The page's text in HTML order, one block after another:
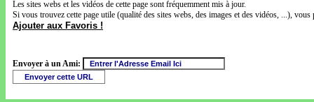
Les sites webs et les vidéos de cette page sont fréquemment mis à jour.
Si vous trouvez cette page utile (qualité des sites webs, des images et des vidéos, ...),
Ajouter aux Favoris !
Envoyer à un Ami: